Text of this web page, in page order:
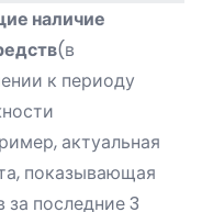
наличие
(в
к периоду
актуальная
показывающая
последние 3